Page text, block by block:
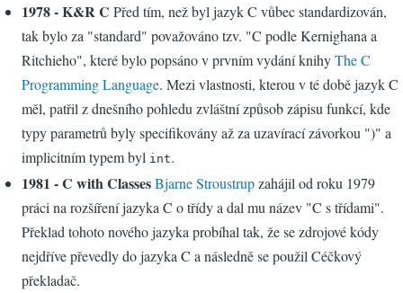
1978 - K&R C Před tím, než byl jazyk C vůbec standardizován,
tak bylo za "standard" považováno tzv. "C podle Kernighana a
Ritchieho", které bylo popsáno v prvním vydání knihyThe C
Programming Language. Mezi vlastnosti, kterou v té době jazyk C
měl, patřil z dnešního pohledu zvláštní způsob zápisu funkcí, kde
typy parametrů byly specifikovány až za uzavírací závorkou ")" a
implicitním typem byl int.
1981 - C with ClassesBjarne Stroustrupzahájil od roku 1979
práci na rozšíření jazyka C o třídy a dal mu název "C s třídami".
Překlad tohoto nového jazyka probíhal tak, že se zdrojové kódy
nejdříve převedly do jazyka C a následně se použil Céčkový
překladač.